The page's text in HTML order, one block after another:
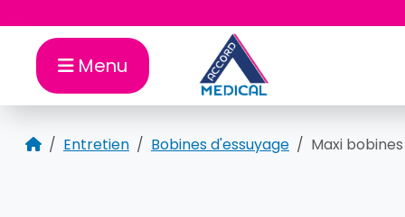
Menu
Accueil
Entretien Bobines d'essuyage Maxi